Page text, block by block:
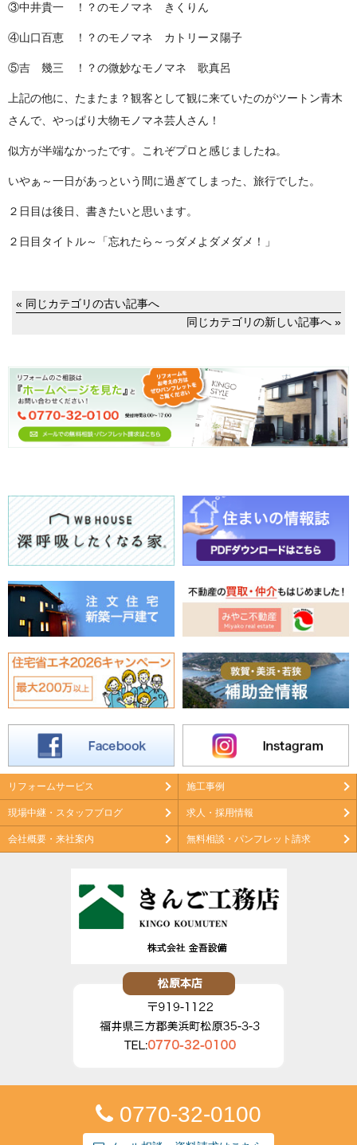
③中井貴一 ！？のモノマネ きくりん
④山口百恵 ！？のモノマネ カトリーヌ陽子
⑤吉 幾三 ！？の微妙なモノマネ 歌真呂
上記の他に、たまたま？観客として観に来ていたのがツートン青木
さんで、やっぱり大物モノマネ芸人さん！
似方が半端なかったです。これぞプロと感じましたね。
いやぁ～一日があっという間に過ぎてしまった、旅行でした。
２日目は後日、書きたいと思います。
２日目タイトル～「忘れたら～っダメよダメダメ！」
« 同じカテゴリの古い記事へ
同じカテゴリの新しい記事へ »
リフォームサービス 施工事例
現場中継・スタッフブログ 求人・採用情報
会社概要・来社案内 無料相談・パンフレット請求
0770-32-0100